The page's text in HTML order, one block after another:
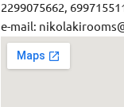
2299075662,
e-mail: